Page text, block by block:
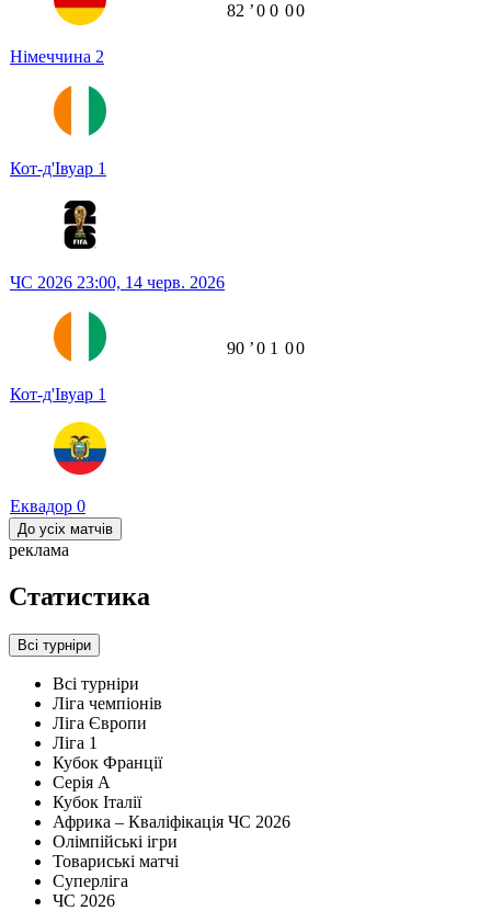
Німеччина 2
Кот-д'Івуар 1
82 ʼ0 0 00
ЧС 2026 23:00, 14 черв. 2026
Кот-д'Івуар 1
Еквадор 0
90 ʼ0 1 00
До усіх матчів
реклама
Статистика
Всі турніри
Всі турніри
Ліга чемпіонів
Ліга Європи
Ліга 1
Кубок Франції
Серія А
Кубок Італії
Африка – Кваліфікація ЧС 2026
Олімпійські ігри
Товариські матчі
Суперліга
ЧС 2026